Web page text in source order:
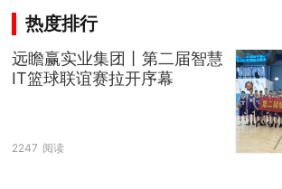
化
热度排行
远瞻赢实业集团丨第二届智慧
IT篮球联谊赛拉开序幕
2247 阅读